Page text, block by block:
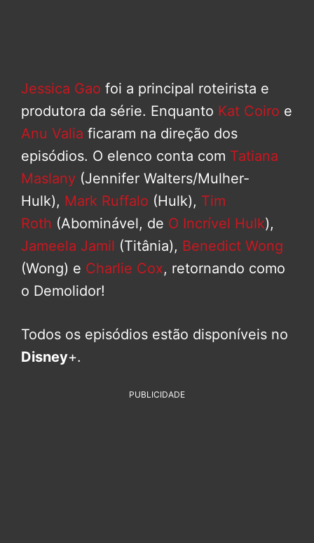
Jessica Gao foi a principal roteirista e
produtora da série. Enquanto Kat Coiro e
Anu Valia ficaram na direção dos
episódios. O elenco conta com Tatiana
Maslany (Jennifer Walters/Mulher-
Hulk), Mark Ruffalo (Hulk), Tim
Roth (Abominável, de O Incrível Hulk),
Jameela Jamil (Titânia), Benedict Wong
(Wong) e Charlie Cox, retornando como
o Demolidor!
Todos os episódios estão disponíveis no
Disney+.
PUBLICIDADE